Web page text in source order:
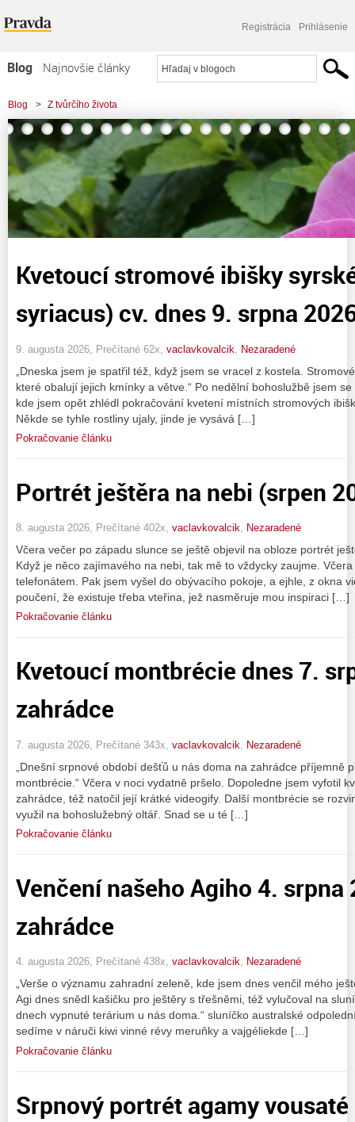
Registrácia Prihlásenie
Blog
Najnovšie články
Najčítanejšie články
Najkomentovanejšie články
Zoznam blogov
Komerčné blogy
Blog > Z tvůrčího života
Kvetoucí stromové ibišky
syriacus) cv. dnes 9. srpna
9. augusta 2026, Prečítané 62x, vaclavkovalcik Nezaradené
„Dneska jsem je spatřil též, když jsem se vracel z kostela.
které obalují jejich kmínky a větve.“ Po nedělní bohoslužbě jsem
kde jsem opět zhlédl pokračování kvetení místních stromových
Někde se tyhle rostliny ujaly, jinde je vysává […]
Pokračovanie článku
Portrét ještěra na nebi (srpen
8. augusta 2026, Prečítané 402x, vaclavkovalcik, Nezaradené
Včera večer po západu slunce se ještě objevil na obloze portrét
Když je něco zajímavého na nebi, tak mě to vždycky zaujme.
telefonátem. Pak jsem vyšel do obývacího pokoje, a ejhle, z okna
poučení, že existuje třeba vteřina, jež nasměruje mou inspiraci […]
Pokračovanie článku
Kvetoucí montbrécie dnes 7.
zahrádce
7. augusta 2026, Prečítané 343x, vaclavkovalcik Nezaradené
„Dnešní srpnové období dešťů u nás doma na zahrádce příjemně
montbrécie.“ Včera v noci vydatně pršelo. Dopoledne jsem vyfotil
zahrádce, též natočil její krátké videogify. Další montbrécie se
využil na bohoslužebný oltář. Snad se u té […]
Pokračovanie článku
Venčení našeho Agiho 4. srpna
zahrádce
4. augusta 2026, Prečítané 438x, vaclavkovalcik, Nezaradené
„Verše o významu zahradní zeleně, kde jsem dnes venčil mého
Agi dnes snědl kašičku pro ještěry s třešněmi, též vylučoval na
dnech vypnuté terárium u nás doma.“ sluníčko australské
sedíme v náruči kiwi vinné révy meruňky a vajgéliekde […]
Pokračovanie článku
Srpnový portrét agamy vousaté